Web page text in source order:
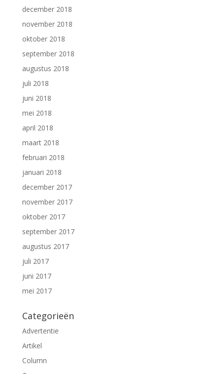
december 2018
november 2018
oktober 2018
september 2018
augustus 2018
juli 2018
juni 2018
mei 2018
april 2018
maart 2018
februari 2018
januari 2018
december 2017
november 2017
oktober 2017
september 2017
augustus 2017
juli 2017
juni 2017
mei 2017
Categorieën
Advertentie
Artikel
Column